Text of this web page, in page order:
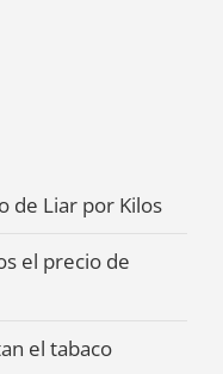
de Liar por Kilos
el precio de
el tabaco